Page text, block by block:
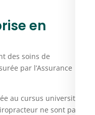
en
des soins de
par l’Assurance
au cursus universitaire
ne sont pas